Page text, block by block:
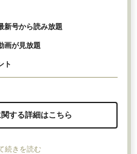
新号から読み放題
画が見放題
ト
する詳細はこちら
続きを読む